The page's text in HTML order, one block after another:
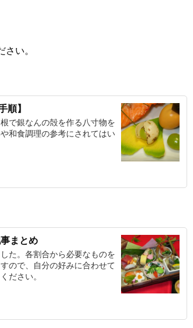
い。
順】
で銀なんの殻を作る八寸物を
和食調理の参考にされてはい
まとめ
た。各割合から必要なものを
ので、自分の好みに合わせて
ださい。